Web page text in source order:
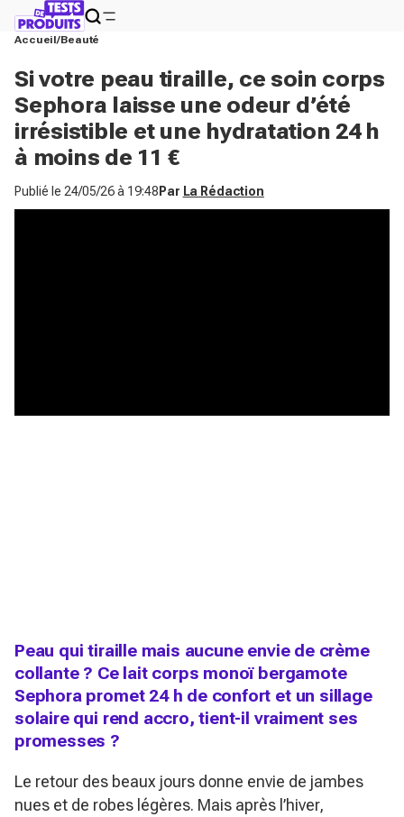
Accueil Beauté
Si votre peau tiraille, ce soin corps
Sephora laisse une odeur d’été
irrésistible et une hydratation 24 h
à moins de 11 €
Publié le 24/05/26 à 19:48 Par La Rédaction
Peau qui tiraille mais aucune envie de crème
collante ? Ce lait corps monoï bergamote
Sephora promet 24 h de confort et un sillage
solaire qui rend accro, tient-il vraiment ses
promesses ?
Le retour des beaux jours donne envie de jambes
nues et de robes légères. Mais après l’hiver,